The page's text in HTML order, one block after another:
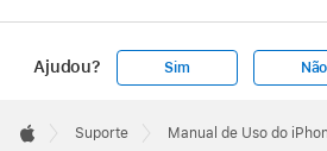
Ajudou? Sim Não
Footer

Suporte Manual de Uso do